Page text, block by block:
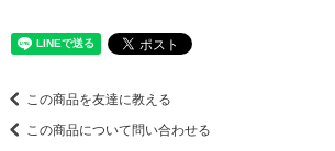
この商品を友達に教える
この商品について問い合わせる